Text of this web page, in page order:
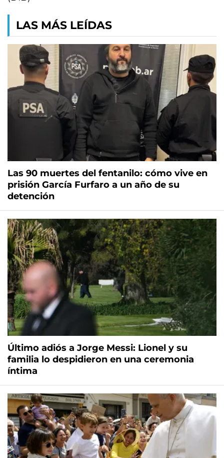
LAS MÁS LEÍDAS
Las 90 muertes del fentanilo: cómo vive en
prisión García Furfaro a un año de su
detención
Último adiós a Jorge Messi: Lionel y su
familia lo despidieron en una ceremonia
íntima